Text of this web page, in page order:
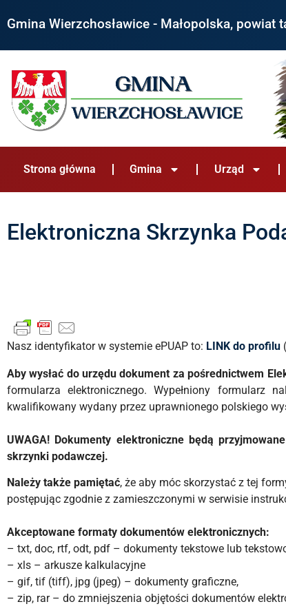
Gmina Wierzchosławice - Małopolska, powiat
Strona główna Gmina Urząd
Elektroniczna Skrzynka
Nasz identyfikator w systemie ePUAP to: LINK do profilu
Aby wysłać do urzędu dokument za pośrednictwem
formularza elektronicznego. Wypełniony formularz
kwalifikowany wydany przez uprawnionego polskiego
UWAGA! Dokumenty elektroniczne będą
skrzynki podawczej.
Należy także pamiętać, że aby móc skorzystać z tej
postępując zgodnie z zamieszczonymi w serwisie
Akceptowane formaty dokumentów elektronicznych:
– txt, doc, rtf, odt, pdf – dokumenty tekstowe lub
– xls – arkusze kalkulacyjne
– gif, tif (tiff), jpg (jpeg) – dokumenty graficzne,
– zip, rar – do zmniejszenia objętości dokumentów